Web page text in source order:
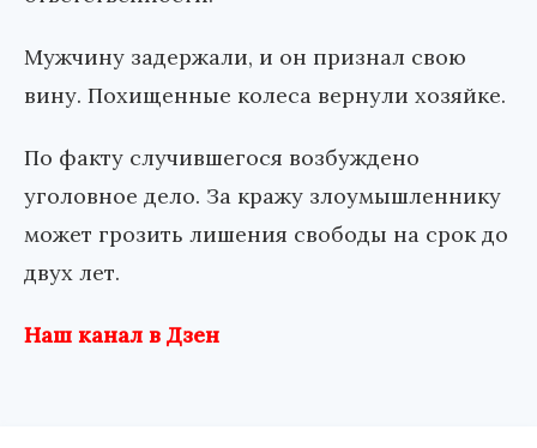
Мужчину задержали, и он признал свою
вину. Похищенные колеса вернули хозяйке.
По факту случившегося возбуждено
уголовное дело. За кражу злоумышленнику
может грозить лишения свободы на срок до
двух лет.
Наш канал в Дзен